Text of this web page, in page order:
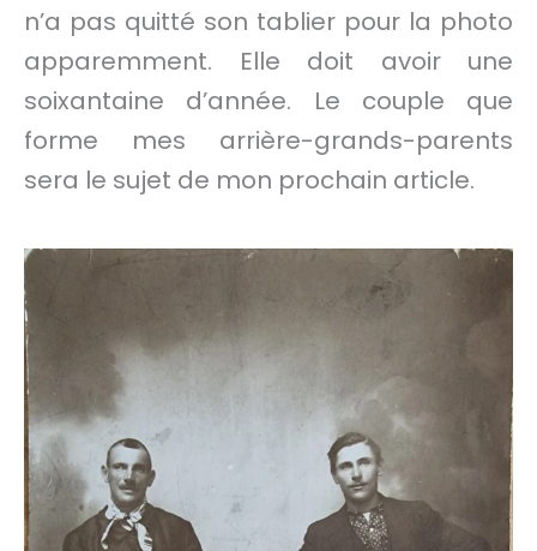
n’a pas quitté son tablier pour la photo
apparemment. Elle doit avoir une
soixantaine d’année. Le couple que
forme mes arrière-grands-parents
sera le sujet de mon prochain article.